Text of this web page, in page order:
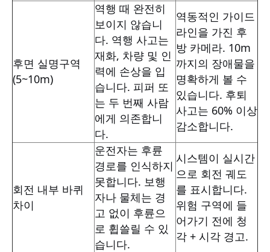
후면 실명구역
(5~10m)
역행 때 완전히
보이지 않습니
다. 역행 사고는
재화, 차량 및 인
력에 손상을 입
습니다. 피퍼 또
는 두 번째 사람
에게 의존합니
다.
역동적인 가이드
라인을 가진 후
방 카메라. 10m
까지의 장애물을
명확하게 볼 수
있습니다. 후퇴
사고는 60% 이상
감소합니다.
회전 내부 바퀴
차이
운전자는 후륜
경로를 인식하지
못합니다. 보행
자나 물체는 경
고 없이 후륜으
로 휩쓸릴 수 있
습니다.
시스템이 실시간
으로 회전 궤도
를 표시합니다.
위험 구역에 들
어가기 전에 청
각 + 시각 경고.